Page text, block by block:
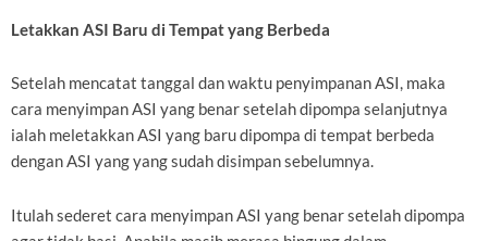
Letakkan ASI Baru di Tempat yang Berbeda
Setelah mencatat tanggal dan waktu penyimpanan ASI, maka
cara menyimpan ASI yang benar setelah dipompa selanjutnya
ialah meletakkan ASI yang baru dipompa di tempat berbeda
dengan ASI yang yang sudah disimpan sebelumnya.
Itulah sederet cara menyimpan ASI yang benar setelah dipompa